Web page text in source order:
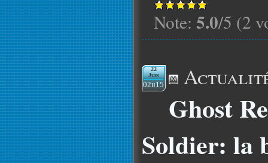
Note: 5.0/5 (2
22
Juin
02h15
Ghost
Soldier: la